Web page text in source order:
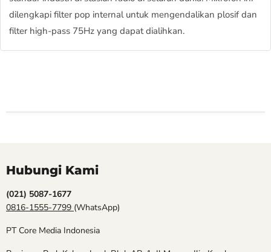
dilengkapi filter pop internal untuk mengendalikan plosif dan
filter high-pass 75Hz yang dapat dialihkan.
Hubungi Kami
(021) 5087-1677
0816-1555-7799 (WhatsApp)
PT Core Media Indonesia